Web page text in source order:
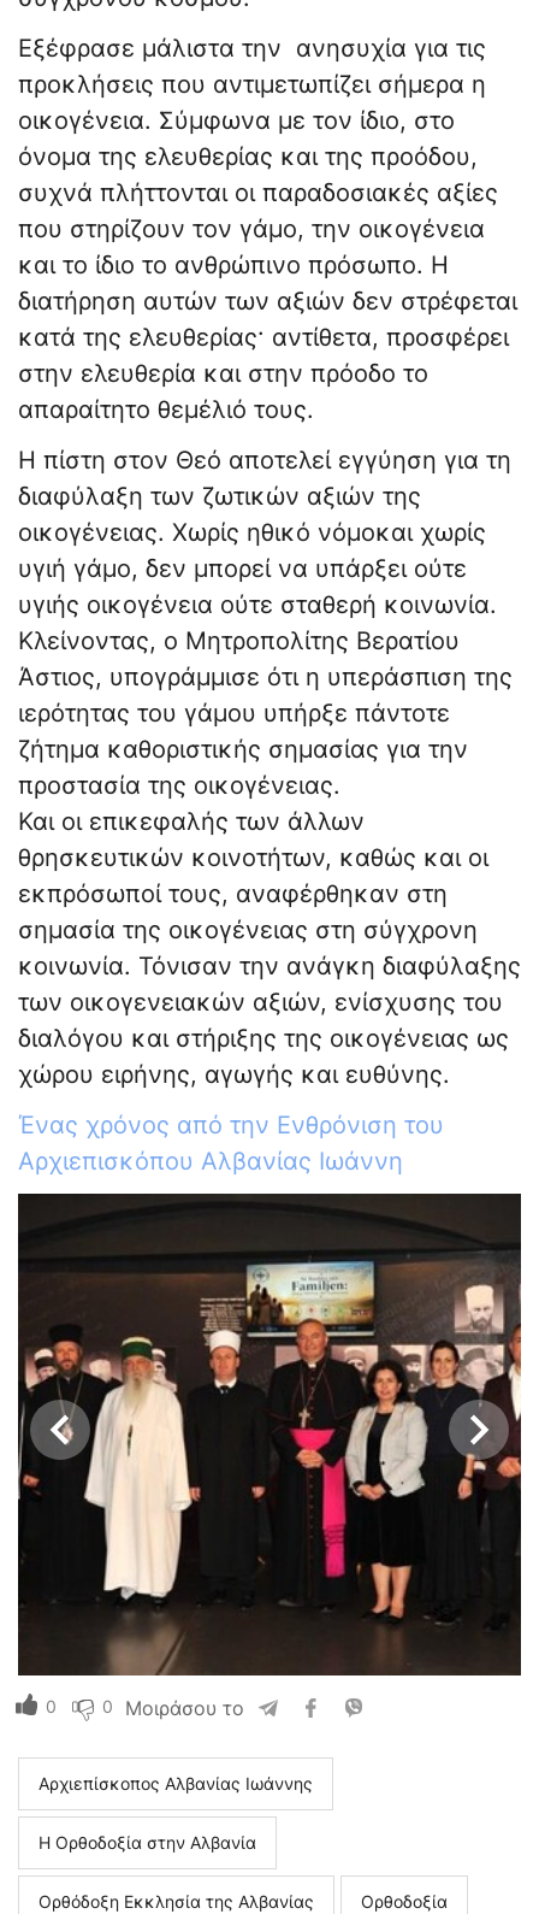
Εξέφρασε μάλιστα την ανησυχία για τις
προκλήσεις που αντιμετωπίζει σήμερα η
οικογένεια. Σύμφωνα με τον ίδιο, στο
όνομα της ελευθερίας και της προόδου,
συχνά πλήττονται οι παραδοσιακές αξίες
που στηρίζουν τον γάμο, την οικογένεια
και το ίδιο το ανθρώπινο πρόσωπο. Η
διατήρηση αυτών των αξιών δεν στρέφεται
κατά της ελευθερίας· αντίθετα, προσφέρει
στην ελευθερία και στην πρόοδο το
απαραίτητο θεμέλιό τους.
Η πίστη στον Θεό αποτελεί εγγύηση για τη
διαφύλαξη των ζωτικών αξιών της
οικογένειας. Χωρίς ηθικό νόμοκαι χωρίς
υγιή γάμο, δεν μπορεί να υπάρξει ούτε
υγιής οικογένεια ούτε σταθερή κοινωνία.
Κλείνοντας, ο Μητροπολίτης Βερατίου
Άστιος, υπογράμμισε ότι η υπεράσπιση της
ιερότητας του γάμου υπήρξε πάντοτε
ζήτημα καθοριστικής σημασίας για την
προστασία της οικογένειας.
Και οι επικεφαλής των άλλων
θρησκευτικών κοινοτήτων, καθώς και οι
εκπρόσωποί τους, αναφέρθηκαν στη
σημασία της οικογένειας στη σύγχρονη
κοινωνία. Τόνισαν την ανάγκη διαφύλαξης
των οικογενειακών αξιών, ενίσχυσης του
διαλόγου και στήριξης της οικογένειας ως
χώρου ειρήνης, αγωγής και ευθύνης.
Ένας χρόνος από την Ενθρόνιση του
Αρχιεπισκόπου Αλβανίας Ιωάννη
0 0 Μοιράσου το
Αρχιεπίσκοπος Αλβανίας Ιωάννης
Η Ορθοδοξία στην Αλβανία
Ορθόδοξη Εκκλησία της Αλβανίας Ορθοδοξία